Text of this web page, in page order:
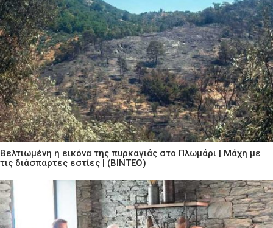
Βελτιωμένη η εικόνα της πυρκαγιάς στο Πλωμάρι | Μάχη με
τις διάσπαρτες εστίες | (ΒΙΝΤΕΟ)